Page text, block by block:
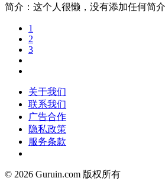
简介：这个人很懒，没有添加任何简介
1
2
3
关于我们
联系我们
广告合作
隐私政策
服务条款
© 2026 Guruin.com 版权所有